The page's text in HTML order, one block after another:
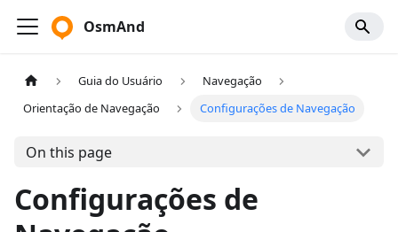
OsmAnd
Guia do Usuário
Navegação
Orientação de Navegação
Configurações de Navegação
On this page
Configurações de